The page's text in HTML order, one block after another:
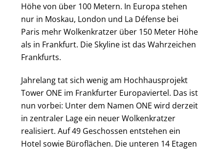
Höhe von über 100 Metern. In Europa stehen
nur in Moskau, London und La Défense bei
Paris mehr Wolkenkratzer über 150 Meter Höhe
als in Frankfurt. Die Skyline ist das Wahrzeichen
Frankfurts.
Jahrelang tat sich wenig am Hochhausprojekt
Tower ONE im Frankfurter Europaviertel. Das ist
nun vorbei: Unter dem Namen ONE wird derzeit
in zentraler Lage ein neuer Wolkenkratzer
realisiert. Auf 49 Geschossen entstehen ein
Hotel sowie Büroflächen. Die unteren 14 Etagen